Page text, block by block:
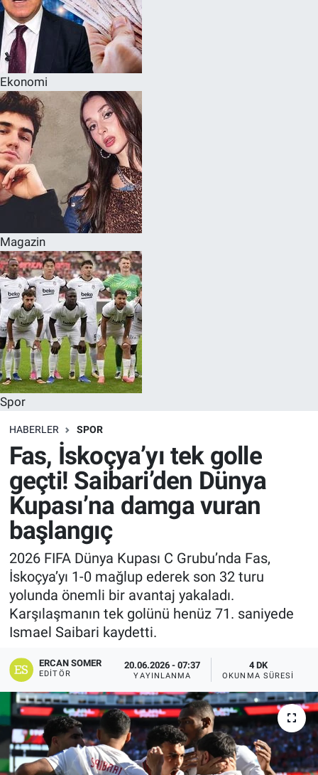
Ekonomi
Magazin
Spor
HABERLER SPOR
Fas, İskoçya’yı tek golle
geçti! Saibari’den Dünya
Kupası’na damga vuran
başlangıç
2026 FIFA Dünya Kupası C Grubu’nda Fas,
İskoçya’yı 1-0 mağlup ederek son 32 turu
yolunda önemli bir avantaj yakaladı.
Karşılaşmanın tek golünü henüz 71. saniyede
Ismael Saibari kaydetti.
ERCAN SOMER
EDITÖR
20.06.2026 - 07:37
YAYINLANMA
4 DK
OKUNMA SÜRESI